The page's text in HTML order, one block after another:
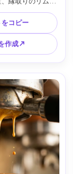
調、光沢反射は
、最小限の小道
ショット、Sony
、f/8、超高精密
な商業カラーグ
リアリスティッ
4:5
コピー
作成↗